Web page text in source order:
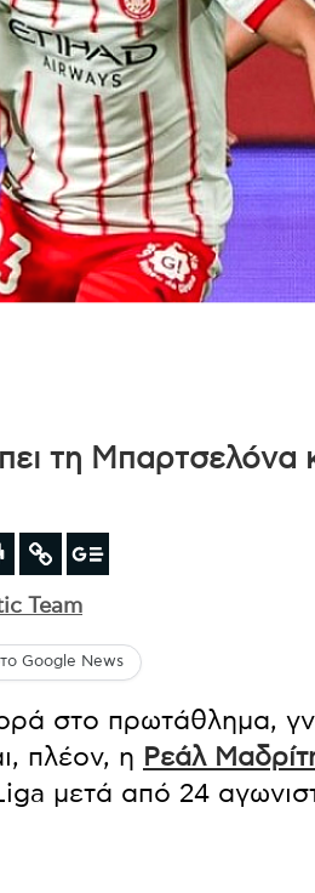
τη Mπαρτσελόνα
Team
Google News
στο πρωτάθλημα,
πλέον, η Ρεάλ
μετά από 24